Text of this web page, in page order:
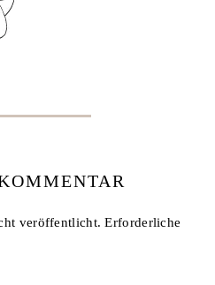
veröffentlicht. Erforderliche